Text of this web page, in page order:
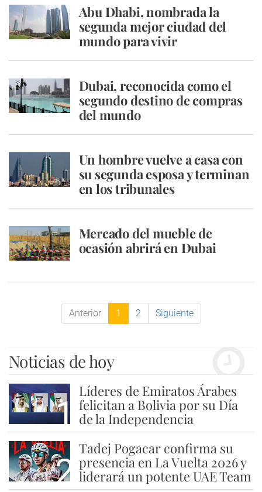
Abu Dhabi, nombrada la
segunda mejor ciudad del
mundo para vivir
Dubai, reconocida como el
segundo destino de compras
del mundo
Un hombre vuelve a casa con
su segunda esposa y terminan
en los tribunales
Mercado del mueble de
ocasión abrirá en Dubai
Anterior 1 2 Siguiente
Noticias de hoy
1
Líderes de Emiratos Árabes
felicitan a Bolivia por su Día
de la Independencia
2
Tadej Pogacar confirma su
presencia en La Vuelta 2026 y
liderará un potente UAE Team